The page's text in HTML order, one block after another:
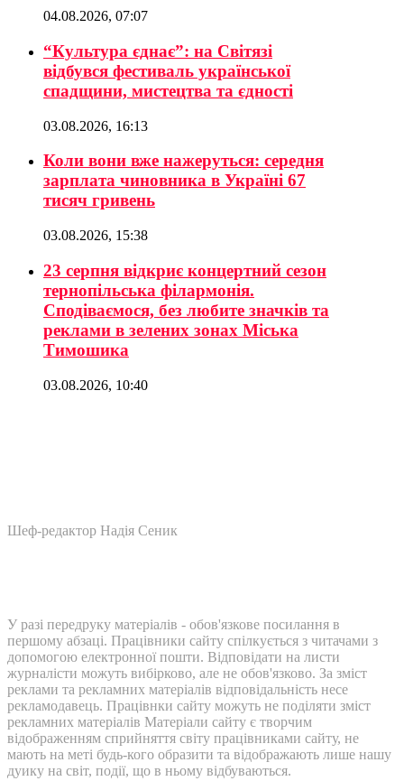
04.08.2026, 07:07
“Культура єднає”: на Світязі
відбувся фестиваль української
спадщини, мистецтва та єдності
03.08.2026, 16:13
Коли вони вже нажеруться: середня
зарплата чиновника в Україні 67
тисяч гривень
03.08.2026, 15:38
23 серпня відкриє концертний сезон
тернопільська філармонія.
Сподіваємося, без любите значків та
реклами в зелених зонах Міська
Тимошика
03.08.2026, 10:40
Шеф-редактор Надія Сеник
У разі передруку матеріалів - обов'язкове посилання в
першому абзаці. Працівники сайту спілкується з читачами з
допомогою електронної пошти. Відповідати на листи
журналісти можуть вибірково, але не обов'язково. За зміст
реклами та рекламних матеріалів відповідальність несе
рекламодавець. Працівнки сайту можуть не поділяти зміст
рекламних матеріалів Матеріали сайту є творчим
відображенням сприйняття світу працівниками сайту, не
мають на меті будь-кого образити та відображають лише нашу
дуику на світ, події, що в ньому відбуваються.